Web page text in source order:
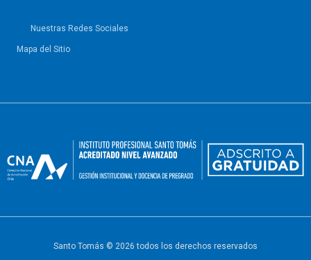
Nuestras Redes Sociales
Mapa del Sitio
Santo Tomás © 2026 todos los derechos reservados